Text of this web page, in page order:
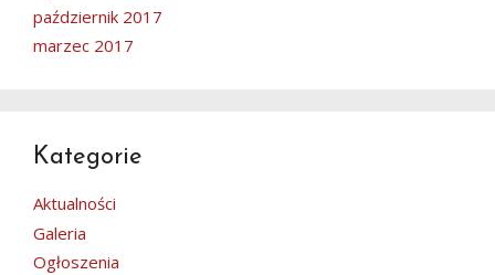
październik 2017
marzec 2017
Kategorie
Aktualności
Galeria
Ogłoszenia